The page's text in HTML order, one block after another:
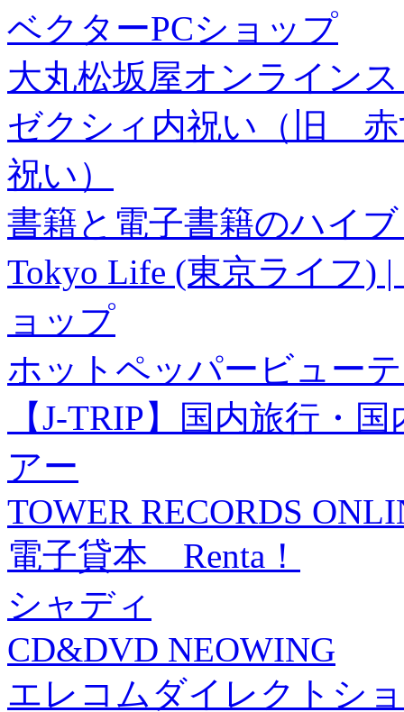
ベクターPCショップ
大丸松坂屋オンライン
ゼクシィ内祝い（旧 赤
祝い）
書籍と電子書籍のハイ
Tokyo Life (東京ライフ)
ョップ
ホットペッパービュー
【J-TRIP】国内旅行・
アー
TOWER RECORDS
電子貸本 Renta！
シャディ
CD&DVD NEOWING
エレコムダイレクトシ